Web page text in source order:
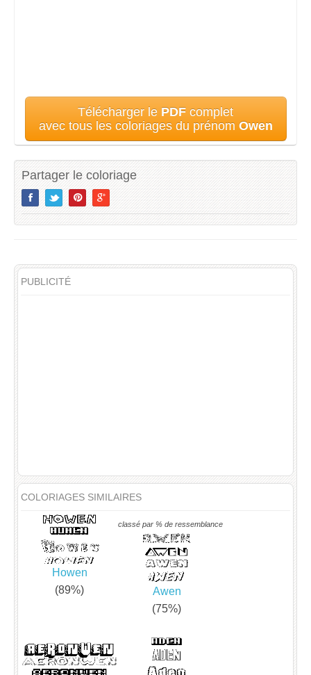
Télécharger le PDF complet
avec tous les coloriages du prénom Owen
Partager le coloriage
PUBLICITÉ
COLORIAGES SIMILAIRES
classé par % de ressemblance
Howen
(89%)
Awen
(75%)